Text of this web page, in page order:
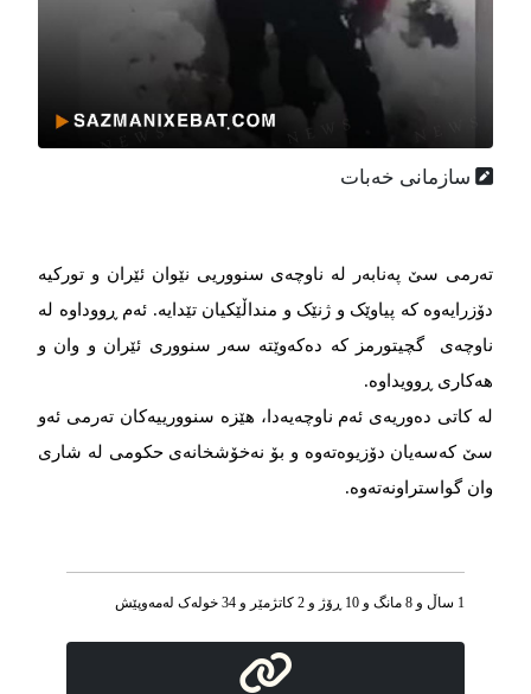
سازمانی خەبات
تەرمی سێ پەنابەر لە ناوچەی سنووریی نێوان ئێران و تورکیە
دۆزرایەوە کە پیاوێک و ژنێک و منداڵێکیان تێدایە. ئەم ڕووداوە لە
ناوچەی گچیتورمز کە دەکەوێتە سەر سنووری ئێران و وان و
هەکاری ڕوویداوە.
لە کاتی دەوریەی ئەم ناوچەیەدا، هێزە سنوورییەکان تەرمی ئەو
سێ کەسەیان دۆزیوەتەوە و بۆ نەخۆشخانەی حکومی لە شاری
وان گواستراونەتەوە.
1 ساڵ و 8 مانگ و 10 ڕۆژ و 2 کاتژمێر و 34 خوله‌ک له‌مه‌وپێش‌